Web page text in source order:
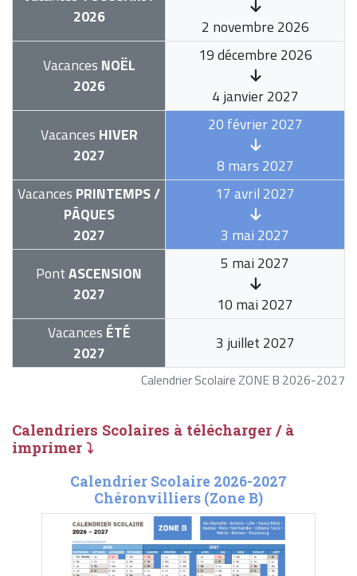
Calendrier Scolaire ZONE B 2026-2027
2026
2 novembre 2026
Vacances NOËL
2026
19 décembre 2026
4 janvier 2027
Vacances HIVER
2027
20 février 2027
8 mars 2027
Vacances PRINTEMPS /
PÂQUES
2027
17 avril 2027
3 mai 2027
PontASCENSION
2027
5 mai 2027
10 mai 2027
Vacances ÉTÉ
2027
3 juillet 2027
Calendriers Scolaires à télécharger / à
imprimer ⤵
Calendrier Scolaire 2026-2027
Chéronvilliers (Zone B)